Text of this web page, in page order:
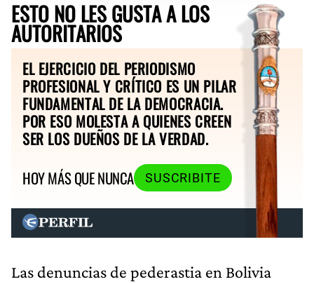
ESTO NO LES GUSTA A LOS
AUTORITARIOS
EL EJERCICIO DEL PERIODISMO
PROFESIONAL Y CRÍTICO ES UN PILAR
FUNDAMENTAL DE LA DEMOCRACIA.
POR ESO MOLESTA A QUIENES CREEN
SER LOS DUEÑOS DE LA VERDAD.
HOY MÁS QUE NUNCA
SUSCRIBITE
Las denuncias de pederastia en Bolivia